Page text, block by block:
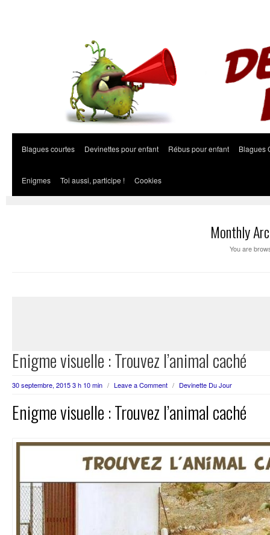
Blagues courtes Devinettes pour enfant Rébus pour enfant Blagues
Enigmes Toi aussi, participe ! Cookies
Monthly
You are
Enigme visuelle : Trouvez l’animal caché
30 septembre, 2015 3 h 10 min / Leave a Comment / Devinette Du Jour
Enigme visuelle : Trouvez l’animal caché